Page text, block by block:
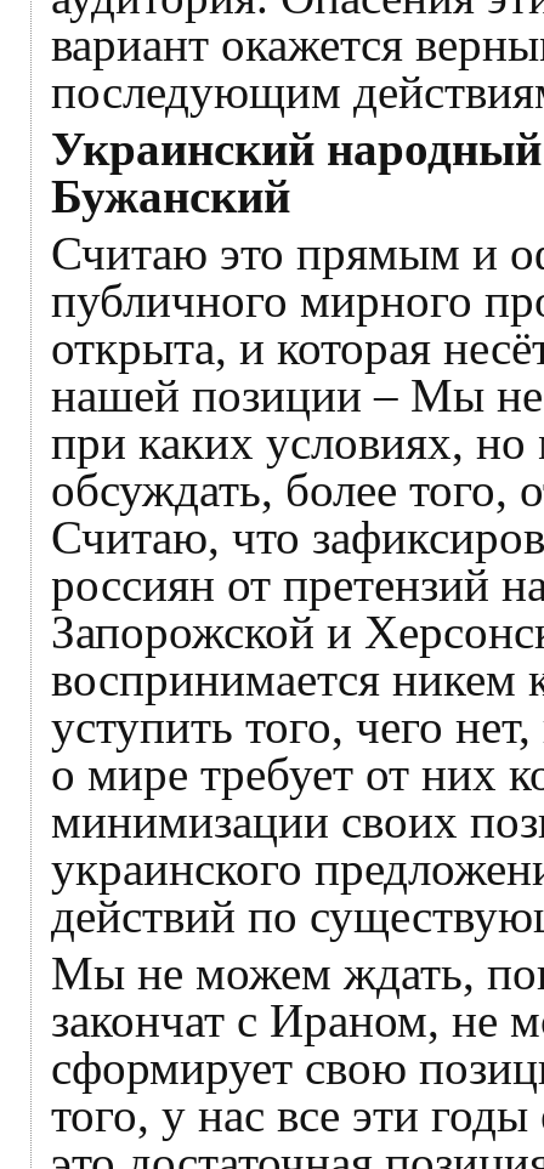
вариант окажется
последующим
Украинский
Бужанский
Считаю это прямым и
публичного мирного
открыта, и которая
нашей позиции – Мы не
при каких условиях,
обсуждать, более того,
Считаю, что
россиян от претензий
Запорожской и
воспринимается никем
уступить того, чего
о мире требует от них
минимизации своих
украинского
действий по
Мы не можем ждать,
закончат с Ираном, не
сформирует свою
того, у нас все эти